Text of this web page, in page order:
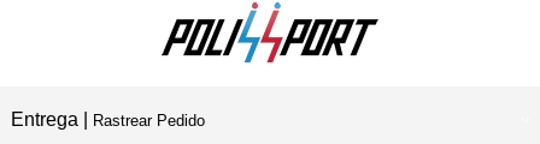
Entrega | Rastrear Pedido